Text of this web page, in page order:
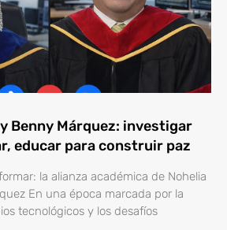
Benny Márquez: investigar
educar para construir paz
la alianza académica de Nohelia
En una época marcada por la
tecnológicos y los desafíos